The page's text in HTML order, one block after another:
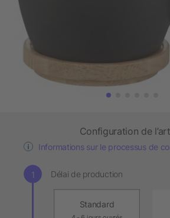
Configuration de
Informations sur le processus de
Délai de production
Standard